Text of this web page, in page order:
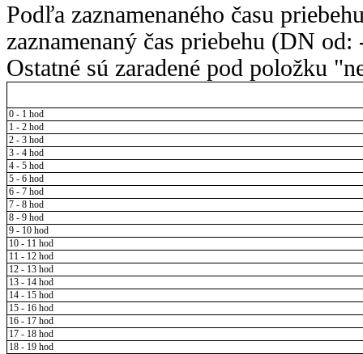
Podľa zaznamenaného času
zaznamenaný čas priebehu (DN
Ostatné sú zaradené pod položku
0 - 1 hod
1 - 2 hod
2 - 3 hod
3 - 4 hod
4 - 5 hod
5 - 6 hod
6 - 7 hod
7 - 8 hod
8 - 9 hod
9 - 10 hod
10 - 11 hod
11 - 12 hod
12 - 13 hod
13 - 14 hod
14 - 15 hod
15 - 16 hod
16 - 17 hod
17 - 18 hod
18 - 19 hod